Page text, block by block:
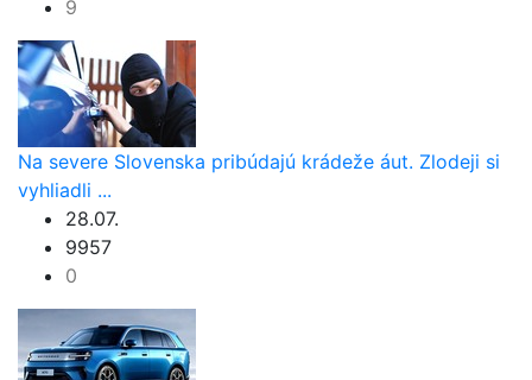
9
Na severe Slovenska pribúdajú krádeže áut. Zlodeji si
vyhliadli ...
28.07.
9957
0